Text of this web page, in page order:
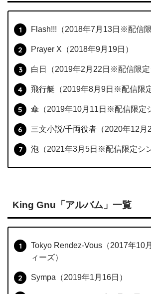
Flash!!!（2018年7月13日※配信限
Prayer X（2018年9月19日）
白日（2019年2月22日※配信限定
飛行艇（2019年8月9日※配信限
傘（2019年10月11日※配信限定
三文小説/千両役者（2020年12月2
泡（2021年3月5日※配信限定シ
King Gnu「アルバム」一覧
Tokyo Rendez-Vous（2017年10
ィーズ）
Sympa（2019年1月16日）